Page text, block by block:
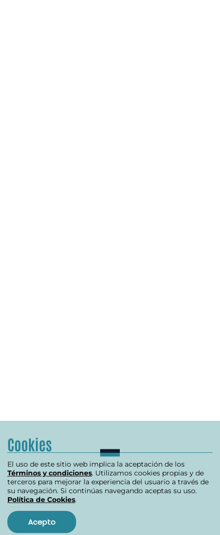
Cookies
El uso de este sitio web implica la aceptación de los
Términos y condiciones. Utilizamos cookies propias y de
terceros para mejorar la experiencia del usuario a través de
su navegación. Si continúas navegando aceptas su uso.
Política de Cookies.
Acepto